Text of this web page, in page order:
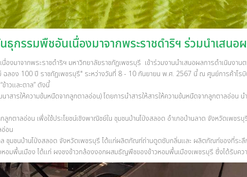
กรรมพืชอันเนื่องมาจากพระราชดำริฯ ร่วมนำเสนอ
จากพระราชดำริฯ มหาวิทยาลัยราชภัฏเพชรบุรี เข้าร่วมงานนำเสนอผลการดำเนินงา
ลอง 100 ปี ราชภัฏเพชรบุรี" ระหว่างวันที่ 8 - 10 กันยายน พ.ศ. 2567 นี้ ณ ศูนย์การค้าโร
ข้าวและตาล” ดังนี้
ความข้นหนืดจากลูกตาลอ่อน) โดยการนำสารให้สารให้ความข้นหนืดจากลูกตาลอ่อน นำม
อ่อน เพื่อใช้ประโยชน์เชิงพาณิชย์ใน ชุมชนบ้านโป่งสลอด อำเภอบ้านลาด จังหวัดเพชรบุ
อน
นบ้านโป่งสลอด จังหวัดเพชรบุรี ได้แก่ผลิตภัณฑ์ถ่านดูดซับกลิ่นและ ผลิตภัณฑ์ของที่ระลึก
เมือง ได้แก่ ผงชงข้าวกล้องงอกผสมธัญพืชของข้าวหอมพื้นเมืองเพชรบุรี ซึ่งได้รับความ